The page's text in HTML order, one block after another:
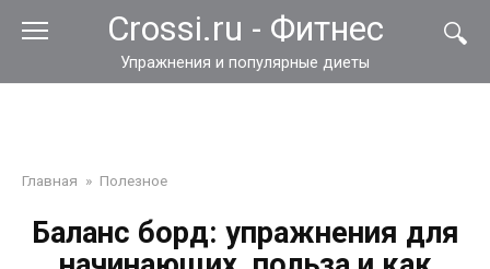
Crossi.ru - Фитнес
Упражнения и популярные диеты
Главная » Полезное
Баланс борд: упражнения для